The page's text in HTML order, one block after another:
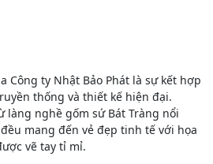
Công ty Nhật Bảo Phát là sự kết hợp
thống và thiết kế hiện đại.
làng nghề gốm sứ Bát Tràng nổi
mang đến vẻ đẹp tinh tế với họa
vẽ tay tỉ mỉ.